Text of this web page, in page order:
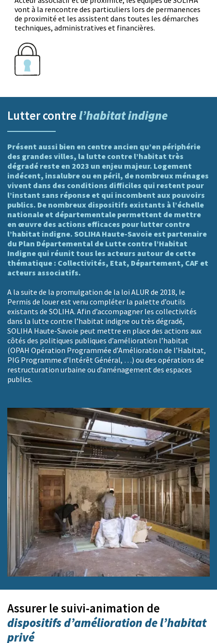
vont à la rencontre des particuliers lors de permanences
de proximité et les assistent dans toutes les démarches
techniques, administratives et financières.
Lutter contre l’habitat indigne
Présent aussi bien en centre ancien qu’en périphérie
des grandes villes, la lutte contre l’habitat très
dégradé reste en 2023 un enjeu majeur. Logement
indécent, insalubre ou en péril, de nombreux ménages
vivent dans des conditions difficiles qui restent pour
l’instant sans réponse et qui incombent aux pouvoirs
publics. De nombreux dispositifs existants à l’échelle
nationale et départementale permettent de mettre
en œuvre des actions efficaces pour lutter contre
l’habitat indigne. SOLIHA Haute-Savoie est partenaire
du Plan Départemental de Lutte contre l’Habitat
Indigne qui réunit tous les acteurs autour de cette
thématique : Collectivités, Etat, Département, CAF et
acteurs associatifs.
A la suite de la promulgation de la loi ALUR de 2018, le
Permis de louer est venu compléter la palette d’outils
existants de SOLIHA. Afin d’accompagner les collectivités
dans la lutte contre l’habitat indigne ou très dégradé,
SOLIHA Haute-Savoie peut mettre en place des actions aux
côtés des politiques publiques d’amélioration l’habitat
(OPAH Opération Programmée d’Amélioration de l’Habitat,
PIG Programme d’Intérêt Général, …) ou des opérations de
restructuration urbaine ou d’aménagement des espaces
publics.
Assurer le suivi-animation de
dispositifs d’amélioration de l’habitat
privé